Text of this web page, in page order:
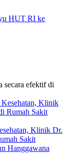
secara efektif di
Klinik Dr.
Sakit